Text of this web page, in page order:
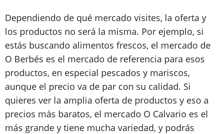
Dependiendo de qué mercado visites, la oferta y
los productos no será la misma. Por ejemplo, si
estás buscando alimentos frescos, el mercado de
O Berbés es el mercado de referencia para esos
productos, en especial pescados y mariscos,
aunque el precio va de par con su calidad. Si
quieres ver la amplia oferta de productos y eso a
precios más baratos, el mercado O Calvario es el
más grande y tiene mucha variedad, y podrás